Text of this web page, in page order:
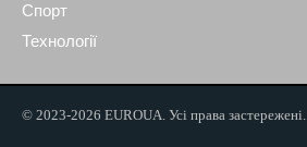
Спорт
Технології
© 2023-2026 EUROUA. Усі права застережені.